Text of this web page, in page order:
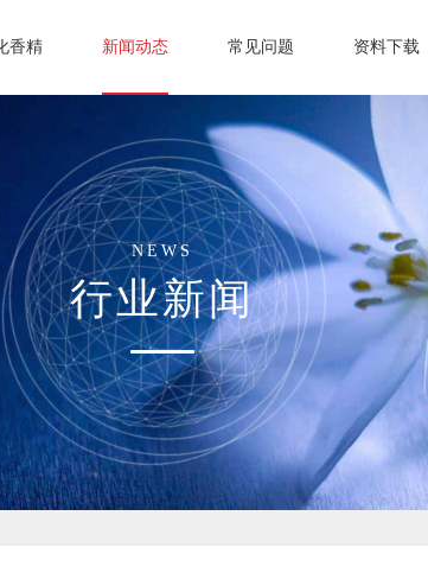
香精 新闻动态 常见问题 资料下载
NEWS
行业新闻